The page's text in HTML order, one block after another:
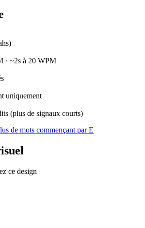
· ~2s à 20 WPM
uniquement
(plus de signaux courts)
de mots commençant par E
ce design